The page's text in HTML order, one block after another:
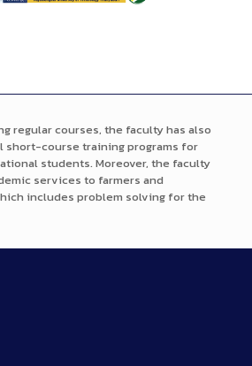
regular courses, the faculty has also
short-course training programs for
students. Moreover, the faculty
services to farmers and
includes problem solving for the